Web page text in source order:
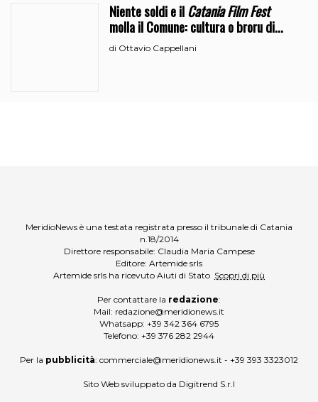
Niente soldi e ilCatania Film Fest
molla il Comune: cultura o broru di
ciciri?
di Ottavio Cappellani
MeridioNews è una testata registrata presso il tribunale di Catania
n.18/2014
Direttore responsabile: Claudia Maria Campese
Editore: Artemide srls
Artemide srls ha ricevuto Aiuti di Stato Scopri di più
Per contattare la redazione:
Mail: redazione@meridionews.it
Whatsapp: +39 342 364 6795
Telefono: +39 376 282 2944
Per la pubblicità: commerciale@meridionews.it - +39 393 3323012
Sito Web sviluppato da Digitrend S.r.l